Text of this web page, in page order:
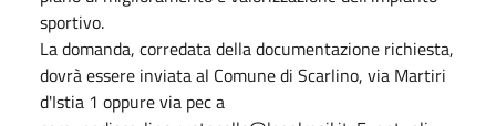
sportivo.
La domanda, corredata della documentazione richiesta,
dovrà essere inviata al Comune di Scarlino, via Martiri
d'Istia 1 oppure via pec a